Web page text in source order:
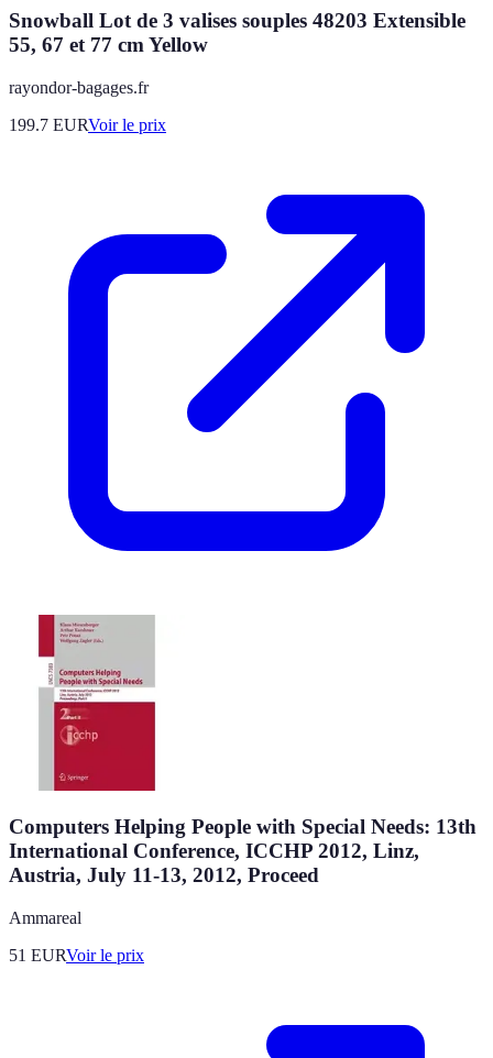
Snowball Lot de 3 valises souples 48203 Extensible
55, 67 et 77 cm Yellow
rayondor-bagages.fr
199.7 EURVoir le prix
Computers Helping People with Special Needs: 13th
International Conference, ICCHP 2012, Linz,
Austria, July 11-13, 2012, Proceed
Ammareal
51 EURVoir le prix